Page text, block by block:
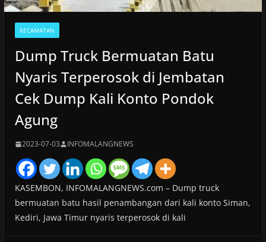
KECAMATAN
Dump Truck Bermuatan Batu
Nyaris Terperosok di Jembatan
Cek Dump Kali Konto Pondok
Agung
2023-07-03 INFOMALANGNEWS
KASEMBON, INFOMALANGNEWS.com – Dump truck
bermuatan batu hasil penambangan dari kali konto Siman,
Kediri, Jawa Timur nyaris terperosok di kali